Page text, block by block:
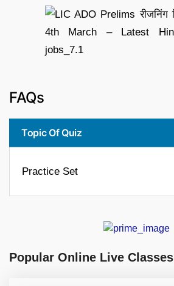
FAQs
Topic Of Quiz
Practice Set
Popular Online Live Classes